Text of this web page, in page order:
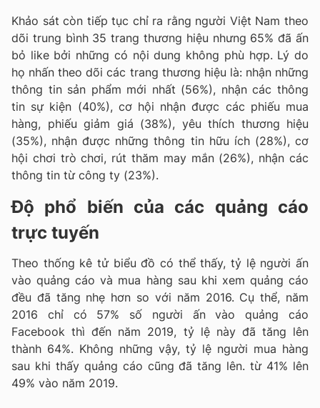
Khảo sát còn tiếp tục chỉ ra rằng người Việt Nam theo
dõi trung bình 35 trang thương hiệu nhưng 65% đã ấn
bỏ like bởi những có nội dung không phù hợp. Lý do
họ nhấn theo dõi các trang thương hiệu là: nhận những
thông tin sản phẩm mới nhất (56%), nhận các thông
tin sự kiện (40%), cơ hội nhận được các phiếu mua
hàng, phiếu giảm giá (38%), yêu thích thương hiệu
(35%), nhận được những thông tin hữu ích (28%), cơ
hội chơi trò chơi, rút thăm may mắn (26%), nhận các
thông tin từ công ty (23%).
Độ phổ biến của các quảng cáo
trực tuyến
Theo thống kê tử biểu đồ có thể thấy, tỷ lệ người ấn
vào quảng cáo và mua hàng sau khi xem quảng cáo
đều đã tăng nhẹ hơn so với năm 2016. Cụ thể, năm
2016 chỉ có 57% số người ấn vào quảng cáo
Facebook thì đến năm 2019, tỷ lệ này đã tăng lên
thành 64%. Không những vậy, tỷ lệ người mua hàng
sau khi thấy quảng cáo cũng đã tăng lên. từ 41% lên
49% vào năm 2019.